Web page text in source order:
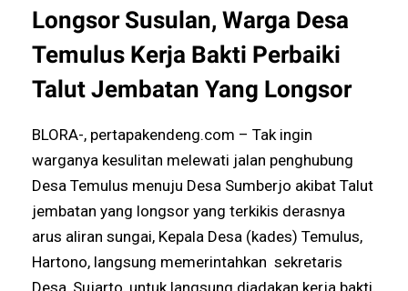
Longsor Susulan, Warga Desa
Temulus Kerja Bakti Perbaiki
Talut Jembatan Yang Longsor
BLORA-, pertapakendeng.com – Tak ingin
warganya kesulitan melewati jalan penghubung
Desa Temulus menuju Desa Sumberjo akibat Talut
jembatan yang longsor yang terkikis derasnya
arus aliran sungai, Kepala Desa (kades) Temulus,
Hartono, langsung memerintahkan sekretaris
Desa, Sujarto, untuk langsung diadakan kerja bakti,